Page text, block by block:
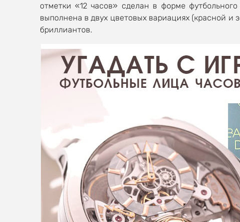
отметки «12 часов» сделан в форме
выполнена в двух цветовых вариациях (красной и
бриллиантов.